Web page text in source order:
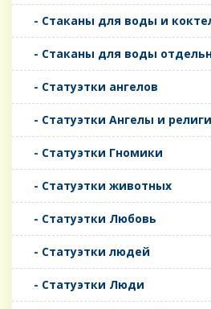
- Стаканы для воды и
- Стаканы для воды
- Статуэтки ангелов
- Статуэтки Ангелы и
- Статуэтки Гномики
- Статуэтки животных
- Статуэтки Любовь
- Статуэтки людей
- Статуэтки Люди